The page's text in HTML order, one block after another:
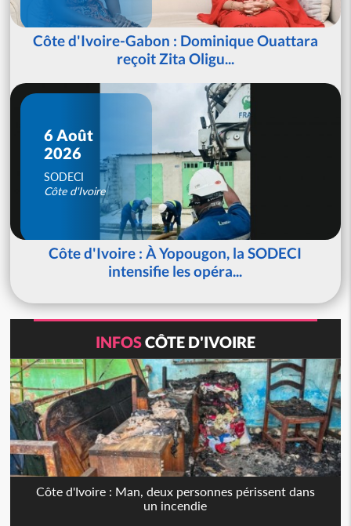
Côte d'Ivoire-Gabon : Dominique Ouattara
reçoit Zita Oligu...
6 Août
2026
SODECI
Côte d'Ivoire
Côte d'Ivoire : À Yopougon, la SODECI
intensifie les opéra...
INFOSCÔTE D'IVOIRE
Côte d'Ivoire : Man, deux personnes périssent dans
un incendie